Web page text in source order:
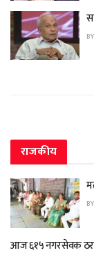
BY
राजकीय
BY
आज ६१५ नगरसेवक